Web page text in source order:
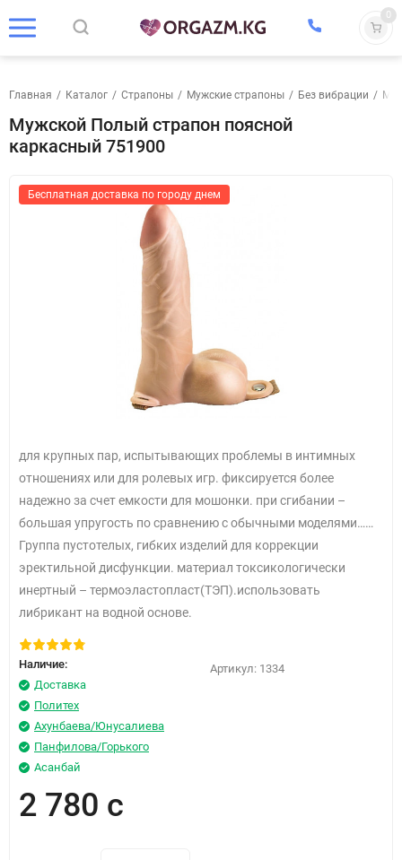
0
Главная / Каталог / Страпоны / Мужские страпоны / Без вибрации /
Мужской Полый страпон поясной
каркасный 751900
Бесплатная доставка по городу днем
для крупных пар, испытывающих проблемы в интимных
отношениях или для ролевых игр. фиксируется более
надежно за счет емкости для мошонки. при сгибании –
большая упругость по сравнению с обычными моделями……
Группа пустотелых, гибких изделий для коррекции
эректильной дисфункции. материал токсикологически
инертный – термоэластопласт(ТЭП).использовать
либрикант на водной основе.
Наличие:
Доставка
Политех
Ахунбаева/Юнусалиева
Панфилова/Горького
Асанбай
Артикул: 1334
2 780 с